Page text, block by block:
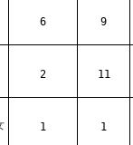
6 9
2 11
1 1